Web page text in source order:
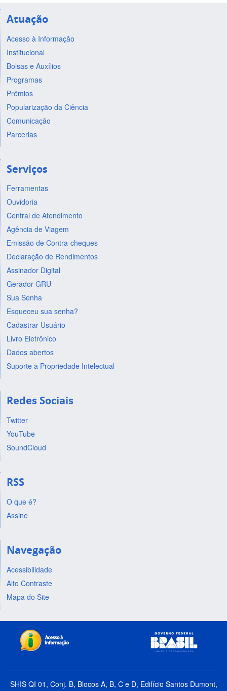
Atuação
Acesso à Informação
Institucional
Bolsas e Auxílios
Programas
Prêmios
Popularização da Ciência
Comunicação
Parcerias
Serviços
Ferramentas
Ouvidoria
Central de Atendimento
Agência de Viagem
Emissão de Contra-cheques
Declaração de Rendimentos
Assinador Digital
Gerador GRU
Sua Senha
Esqueceu sua senha?
Cadastrar Usuário
Livro Eletrônico
Dados abertos
Suporte a Propriedade Intelectual
Redes Sociais
Twitter
YouTube
SoundCloud
RSS
O que é?
Assine
Navegação
Acessibilidade
Alto Contraste
Mapa do Site
SHIS QI 01, Conj. B, Blocos A, B, C e D, Edifício Santos Dumont,